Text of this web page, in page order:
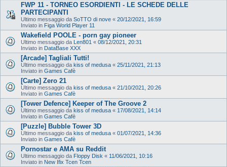
FWP 11 - TORNEO ESORDIENTI - LE SCHEDE DELLE
PARTECIPANTI
Ultimo messaggio da SoTTO di nove « 20/12/2021, 16:59
Inviato in Figa World Player 11
Wakefield POOLE - porn gay pioneer
Ultimo messaggio da Len801 « 08/12/2021, 20:31
Inviato in DataBase XXX
[Arcade] Tagliali Tutti!
Ultimo messaggio da kiss of medusa « 25/11/2021, 21:13
Inviato in Games Cafè
[Carte] Zero 21
Ultimo messaggio da kiss of medusa « 21/10/2021, 20:26
Inviato in Games Cafè
[Tower Defence] Keeper of The Groove 2
Ultimo messaggio da kiss of medusa « 17/08/2021, 14:14
Inviato in Games Cafè
[Puzzle] Bubble Tower 3D
Ultimo messaggio da kiss of medusa « 01/07/2021, 14:36
Inviato in Games Cafè
Pornostar e AMA su Reddit
Ultimo messaggio da Floppy Disk « 11/06/2021, 10:16
Inviato in New Ifix Tcen Tcen